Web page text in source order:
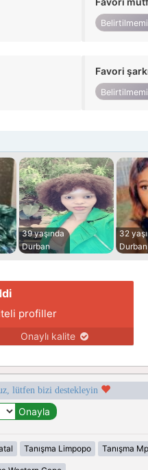
Favori
39 yaşında
Durban
32
Durban
profiller
Onaylı kalite
lütfen bizi destekleyin
Tanışma Limpopo Tanışma